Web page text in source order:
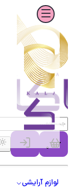
0
لوازم آرایشی